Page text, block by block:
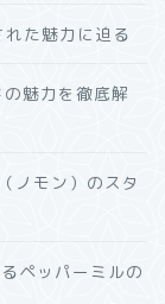
た魅力に迫る
魅力を徹底解
ノモン）のスタ
ペッパーミルの